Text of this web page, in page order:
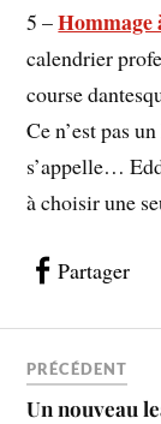
5 –Hommage
calendrier
course
Ce n’est pas
s’appelle…
à choisir une
Partager
PRÉCÉDENT
Un nouveau